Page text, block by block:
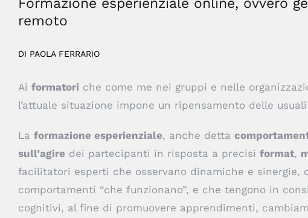
Formazione esperienziale online, ovvero
remoto
DI PAOLA FERRARIO
Ai formatori che come me nei gruppi e nelle
l’attuale situazione impone un ripensamento delle
La formazione esperienziale, anche detta
sull’agire dei partecipanti in risposta a precisi format,
facilitatori esperti che osservano dinamiche e sinergie,
comportamenti “che funzionano”, e che tengono in
cognitivi, al fine di promuovere apprendimenti,